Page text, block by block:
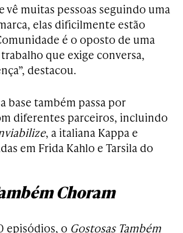
vê muitas pessoas seguindo uma
elas dificilmente estão
é o oposto de uma
que exige conversa,
destacou.
base também passa por
diferentes parceiros, incluindo
, a italiana Kappa e
em Frida Kahlo e Tarsila do
Choram
episódios, o Gostosas Também